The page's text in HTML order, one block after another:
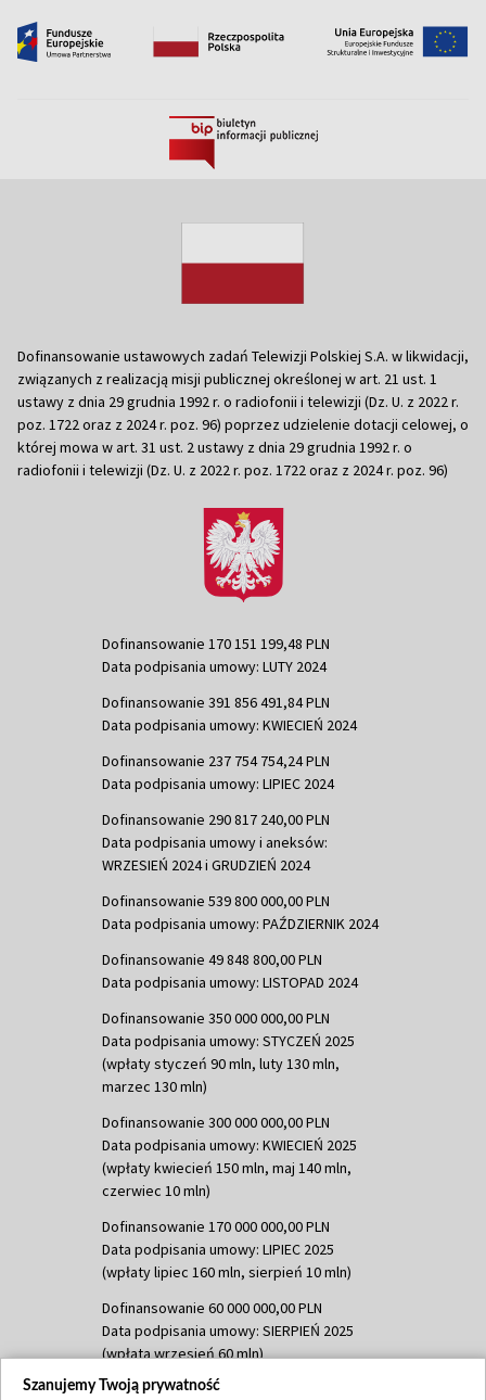
Dofinansowanie ustawowych zadań Telewizji Polskiej S.A. w likwidacji,
związanych z realizacją misji publicznej określonej w art. 21 ust. 1
ustawy z dnia 29 grudnia 1992 r. o radiofonii i telewizji (Dz. U. z 2022 r.
poz. 1722 oraz z 2024 r. poz. 96) poprzez udzielenie dotacji celowej, o
której mowa w art. 31 ust. 2 ustawy z dnia 29 grudnia 1992 r. o
radiofonii i telewizji (Dz. U. z 2022 r. poz. 1722 oraz z 2024 r. poz. 96)
Dofinansowanie 170 151 199,48 PLN
Data podpisania umowy: LUTY 2024
Dofinansowanie 391 856 491,84 PLN
Data podpisania umowy: KWIECIEŃ 2024
Dofinansowanie 237 754 754,24 PLN
Data podpisania umowy: LIPIEC 2024
Dofinansowanie 290 817 240,00 PLN
Data podpisania umowy i aneksów:
WRZESIEŃ 2024 i GRUDZIEŃ 2024
Dofinansowanie 539 800 000,00 PLN
Data podpisania umowy: PAŹDZIERNIK 2024
Dofinansowanie 49 848 800,00 PLN
Data podpisania umowy: LISTOPAD 2024
Dofinansowanie 350 000 000,00 PLN
Data podpisania umowy: STYCZEŃ 2025
(wpłaty styczeń 90 mln, luty 130 mln,
marzec 130 mln)
Dofinansowanie 300 000 000,00 PLN
Data podpisania umowy: KWIECIEŃ 2025
(wpłaty kwiecień 150 mln, maj 140 mln,
czerwiec 10 mln)
Dofinansowanie 170 000 000,00 PLN
Data podpisania umowy: LIPIEC 2025
(wpłaty lipiec 160 mln, sierpień 10 mln)
Dofinansowanie 60 000 000,00 PLN
Data podpisania umowy: SIERPIEŃ 2025
(wpłata wrzesień 60 mln)
Dofinansowanie 635 783 051,21 PLN
Szanujemy Twoją prywatność